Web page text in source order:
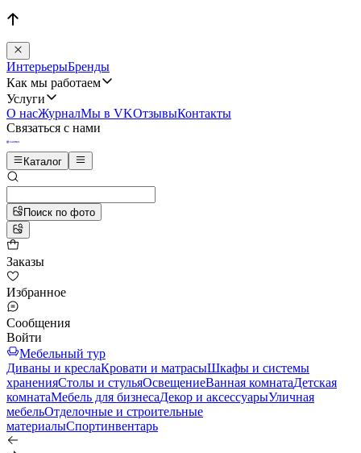
ИнтерьерыБренды
Как мы работаем
Услуги
О насЖурналМы в VKОтзывыКонтакты
Связаться с нами
Каталог
Поиск по фото
Заказы
Избранное
Сообщения
Войти
Мебельный тур
Диваны и креслаКровати и матрасыШкафы и системы
храненияСтолы и стульяОсвещениеВанная комнатаДетская
комнатаМебель для бизнесаДекор и аксессуарыУличная
мебельОтделочные и строительные
материалыСпортинвентарь